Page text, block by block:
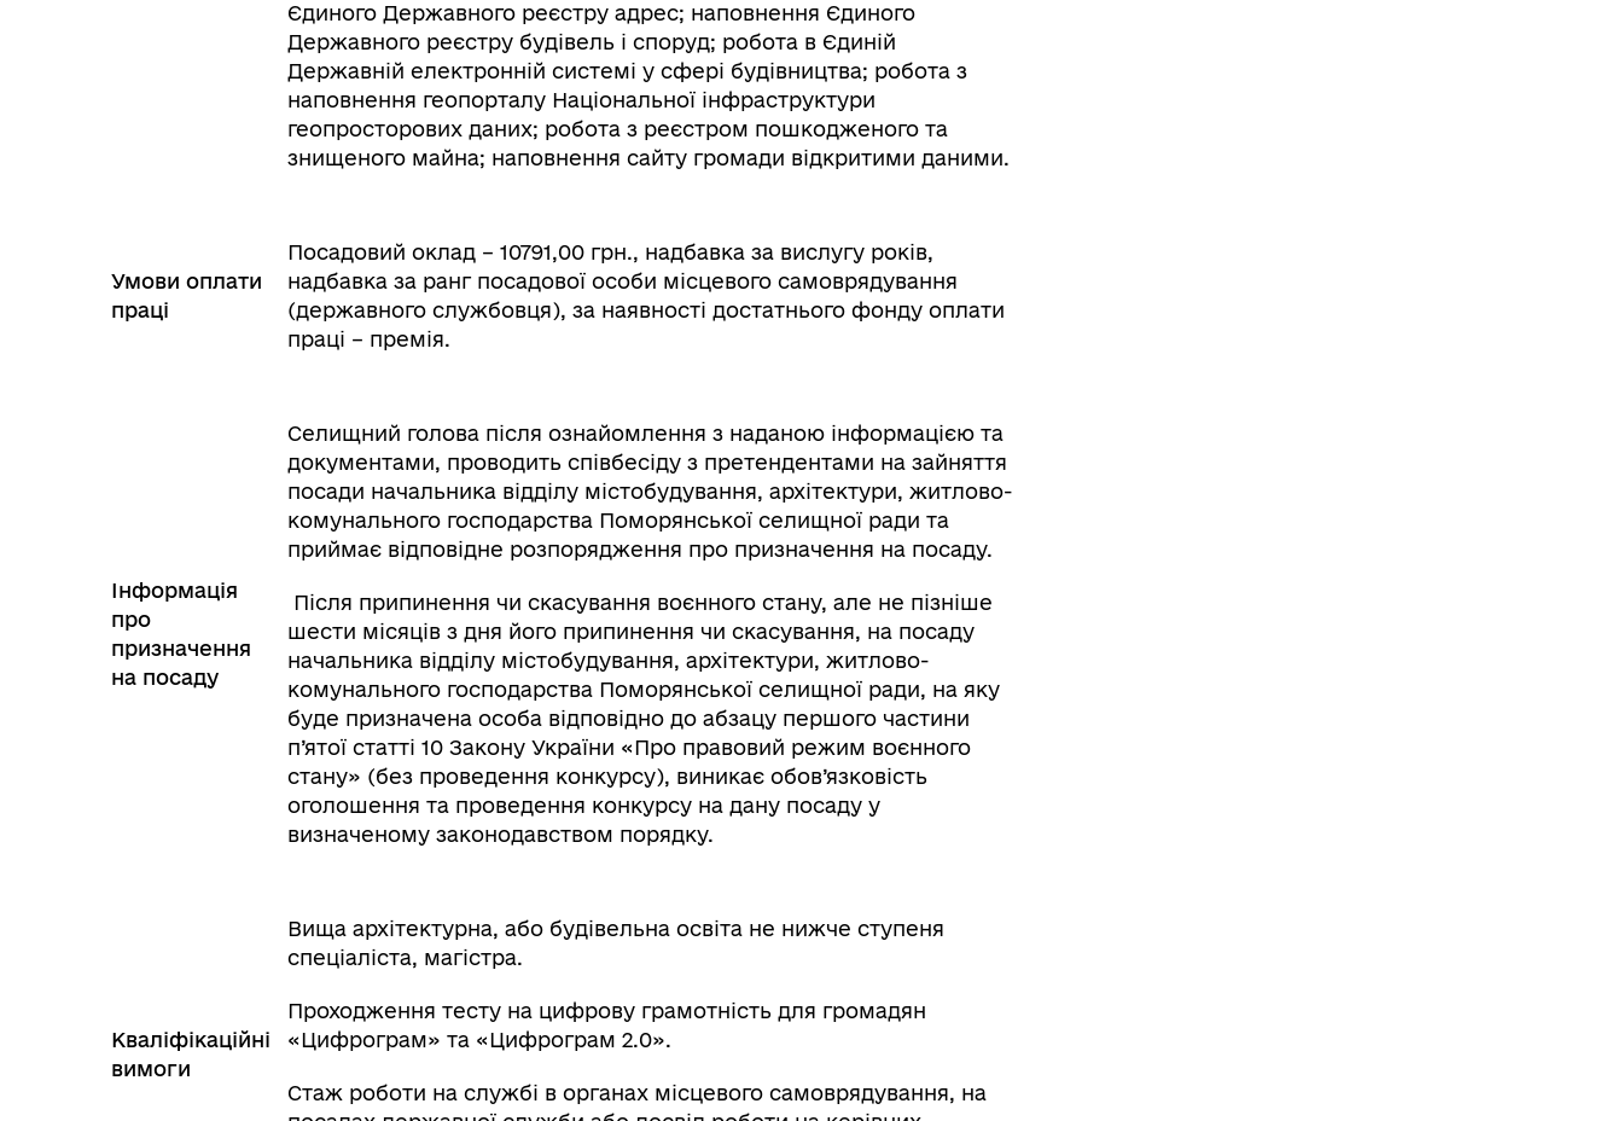
Єдиного Державного реєстру адрес; наповнення Єдиного
Державного реєстру будівель і споруд; робота в Єдиній
Державній електронній системі у сфері будівництва; робота з
наповнення геопорталу Національної інфраструктури
геопросторових даних; робота з реєстром пошкодженого та
знищеного майна; наповнення сайту громади відкритими даними.
Умови оплати
праці
Посадовий оклад – 10791,00 грн., надбавка за вислугу років,
надбавка за ранг посадової особи місцевого самоврядування
(державного службовця), за наявності достатнього фонду оплати
праці – премія.
Інформація
про
призначення
на посаду
Селищний голова після ознайомлення з наданою інформацією та
документами, проводить співбесіду з претендентами на зайняття
посади начальника відділу містобудування, архітектури, житлово-
комунального господарства Поморянської селищної ради та
приймає відповідне розпорядження про призначення на посаду.
Після припинення чи скасування воєнного стану, але не пізніше
шести місяців з дня його припинення чи скасування, на посаду
начальника відділу містобудування, архітектури, житлово-
комунального господарства Поморянської селищної ради, на яку
буде призначена особа відповідно до абзацу першого частини
п’ятої статті 10 Закону України «Про правовий режим воєнного
стану» (без проведення конкурсу), виникає обов’язковість
оголошення та проведення конкурсу на дану посаду у
визначеному законодавством порядку.
Кваліфікаційні
вимоги
Вища архітектурна, або будівельна освіта не нижче ступеня
спеціаліста, магістра.
Проходження тесту на цифрову грамотність для громадян
«Цифрограм» та «Цифрограм 2.0».
Стаж роботи на службі в органах місцевого самоврядування, на